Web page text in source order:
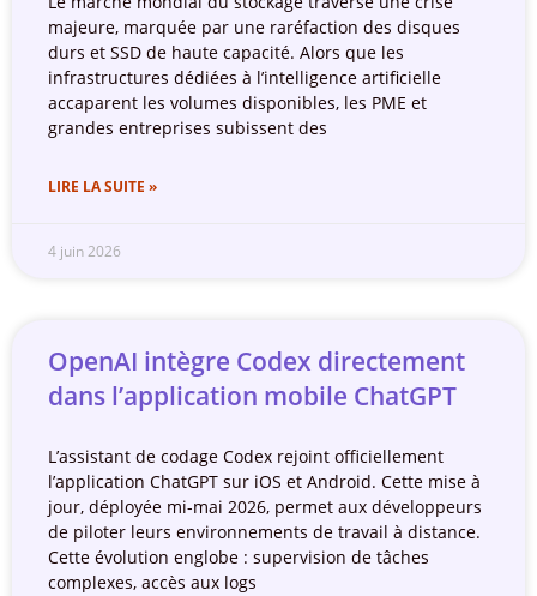
majeure, marquée par une raréfaction des disques
durs et SSD de haute capacité. Alors que les
infrastructures dédiées à l’intelligence artificielle
accaparent les volumes disponibles, les PME et
grandes entreprises subissent des
LIRE LA SUITE »
4 juin 2026
OpenAI intègre Codex directement
dans l’application mobile ChatGPT
L’assistant de codage Codex rejoint officiellement
l’application ChatGPT sur iOS et Android. Cette mise à
jour, déployée mi-mai 2026, permet aux développeurs
de piloter leurs environnements de travail à distance.
Cette évolution englobe : supervision de tâches
complexes, accès aux logs